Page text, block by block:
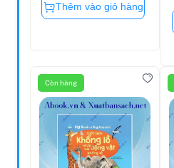
Thêm vào giỏ hàng
Còn hàng